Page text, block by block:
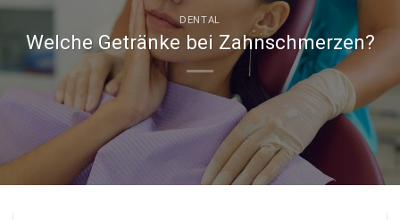
DENTAL
Welche Getränke bei Zahnschmerzen?